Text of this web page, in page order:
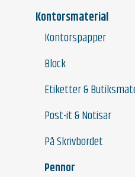
Kontorsmaterial
Kontorspapper
Block
Etiketter &
Post-it & Notisar
På Skrivbordet
Pennor